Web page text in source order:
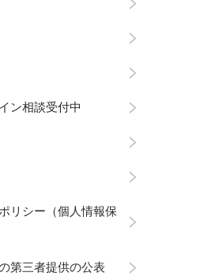
ン相談受付中
リシー（個人情報保
第三者提供の公表